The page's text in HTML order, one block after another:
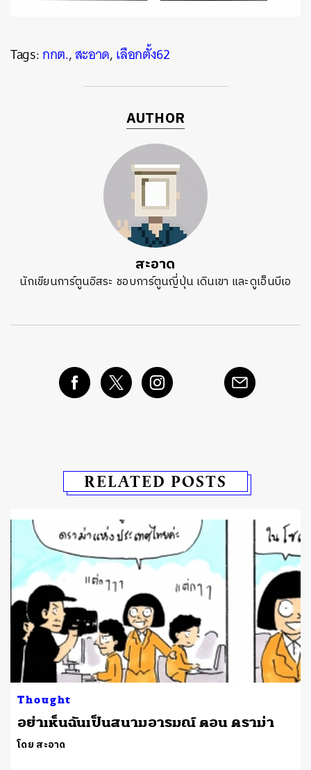
Tags:กกต.,สะอาด,เลือกตั้ง62
AUTHOR
สะอาด
นักเขียนการ์ตูนอิสระ ชอบการ์ตูนญี่ปุ่น เดินเขา และดูเอ็นบีเอ
RELATED POSTS
Thought
อย่าเห็นฉันเป็นสนามอารมณ์ ตอน ดราม่า
โดย สะอาด
TWEET LINE